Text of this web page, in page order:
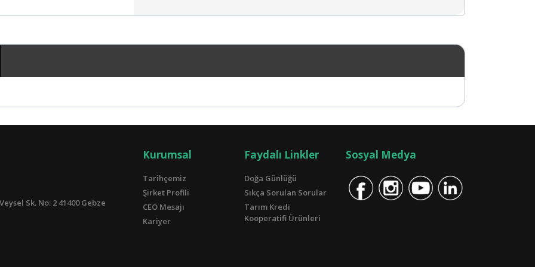
Sk. No: 2 41400 Gebze
Kurumsal
Tarihçemiz
Şirket Profili
CEO Mesajı
Kariyer
Faydalı Linkler
Doğa Günlüğü
Sıkça Sorulan Sorular
Tarım Kredi
Kooperatifi Ürünleri
Sosyal Medya